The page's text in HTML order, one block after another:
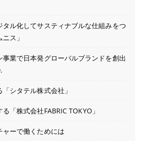
タル化してサスティナブルな仕組みをつ
ス」
事業で日本発グローバルブランドを創出
シタテル株式会社」
「株式会社FABRIC TOKYO」
ャーで働くためには